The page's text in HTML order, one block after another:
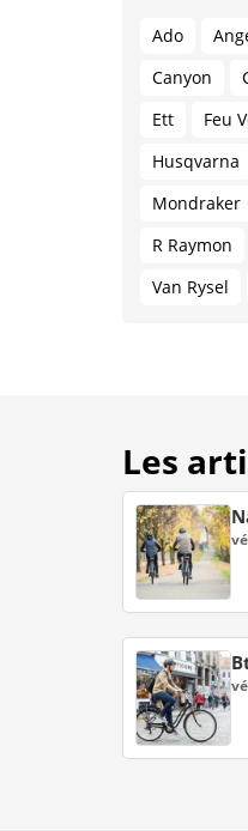
Ado
Canyon
Ett
Feu
Husqvarna
Mondraker
R Raymon
Van Rysel
Les